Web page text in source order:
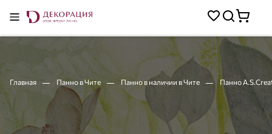
Главная Панно в Чите Панно в наличии в Чите Панно